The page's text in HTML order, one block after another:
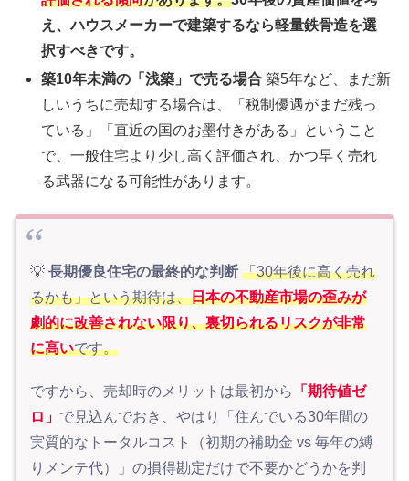
え、ハウスメーカーで建築するなら軽量鉄骨造を選
択すべきです。
築10年未満の「浅築」で売る場合 築5年など、まだ新
しいうちに売却する場合は、「税制優遇がまだ残っ
ている」「直近の国のお墨付きがある」ということ
で、一般住宅より少し高く評価され、かつ早く売れ
る武器になる可能性があります。
💡 長期優良住宅の最終的な判断 「30年後に高く売れ
るかも」という期待は、日本の不動産市場の歪みが
劇的に改善されない限り、裏切られるリスクが非常
に高いです。
ですから、売却時のメリットは最初から
「期待値ゼ
ロ」 で見込んでおき、やはり「住んでいる30年間の
実質的なトータルコスト（初期の補助金 vs 毎年の縛
りメンテ代）」の損得勘定だけで不要かどうかを判